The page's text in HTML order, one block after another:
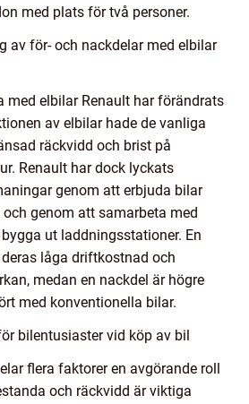
med plats för två personer.
av för- och nackdelar med elbilar
med elbilar Renault har förändrats
av elbilar hade de vanliga
räckvidd och brist på
Renault har dock lyckats
genom att erbjuda bilar
genom att samarbeta med
ut laddningsstationer. En
låga driftkostnad och
medan en nackdel är högre
med konventionella bilar.
bilentusiaster vid köp av bil
flera faktorer en avgörande roll
och räckvidd är viktiga